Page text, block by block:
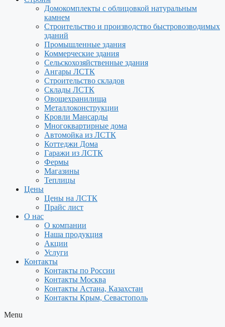
Домокомплекты с облицовкой натуральным
камнем
Строительство и производство быстровозводимых
зданий
Промышленные здания
Коммерческие здания
Сельскохозяйственные здания
Ангары ЛСТК
Строительство складов
Склады ЛСТК
Овощехранилища
Металлоконструкции
Кровли Мансарды
Многоквартирные дома
Автомойка из ЛСТК
Коттеджи Дома
Гаражи из ЛСТК
Фермы
Магазины
Теплицы
Цены
Цены на ЛСТК
Прайс лист
О нас
О компании
Наша продукция
Акции
Услуги
Контакты
Контакты по России
Контакты Москва
Контакты Астана, Казахстан
Контакты Крым, Севастополь
Menu